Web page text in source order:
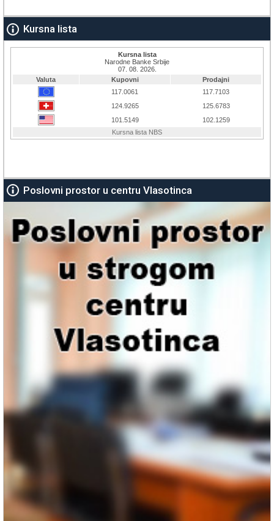
Kursna lista
Poslovni prostor u centru Vlasotinca